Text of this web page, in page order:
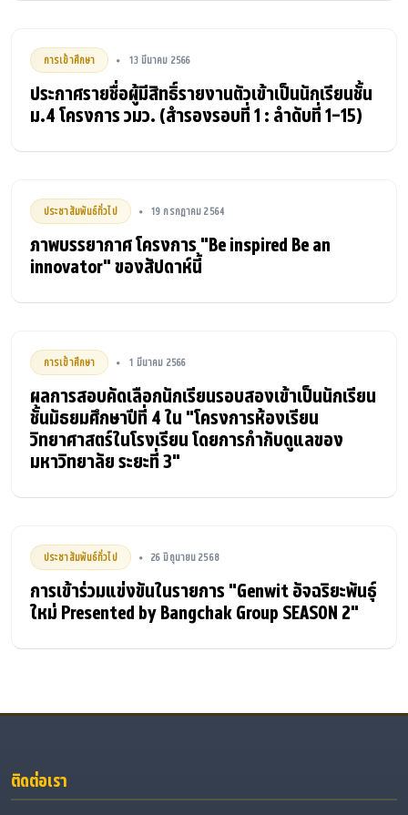
การเข้าศึกษา • 13 มีนาคม 2566
ประกาศรายชื่อผู้มีสิทธิ์รายงานตัวเข้าเป็นนักเรียนชั้น
ม.4 โครงการ วมว. (สำรองรอบที่ 1 : ลำดับที่ 1-15)
ประชาสัมพันธ์ทั่วไป • 19 กรกฎาคม 2564
ภาพบรรยากาศ โครงการ "Be inspired Be an
innovator" ของสัปดาห์นี้
การเข้าศึกษา • 1 มีนาคม 2566
ผลการสอบคัดเลือกนักเรียนรอบสองเข้าเป็นนักเรียน
ชั้นมัธยมศึกษาปีที่ 4 ใน "โครงการห้องเรียน
วิทยาศาสตร์ในโรงเรียน โดยการกำกับดูแลของ
มหาวิทยาลัย ระยะที่ 3"
ประชาสัมพันธ์ทั่วไป • 26 มิถุนายน 2568
การเข้าร่วมแข่งขันในรายการ "Genwit อัจฉริยะพันธุ์
ใหม่ Presented by Bangchak Group SEASON 2"
ติดต่อเรา